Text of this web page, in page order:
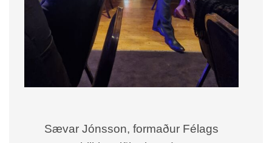
Sævar Jónsson, formaður Félags